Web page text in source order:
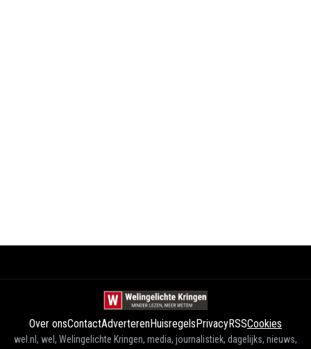
Over onsContactAdverterenHuisregelsPrivacyRSSCookies
wel.nl, wel, Welingelichte Kringen, media, journalistiek, dagelijks, nieuws,